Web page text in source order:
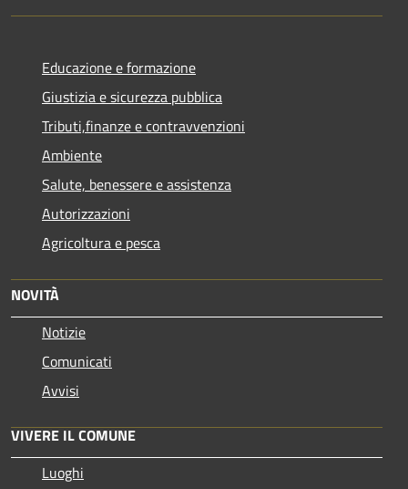
Educazione e formazione
Giustizia e sicurezza pubblica
Tributi,finanze e contravvenzioni
Ambiente
Salute, benessere e assistenza
Autorizzazioni
Agricoltura e pesca
NOVITÀ
Notizie
Comunicati
Avvisi
VIVERE IL COMUNE
Luoghi